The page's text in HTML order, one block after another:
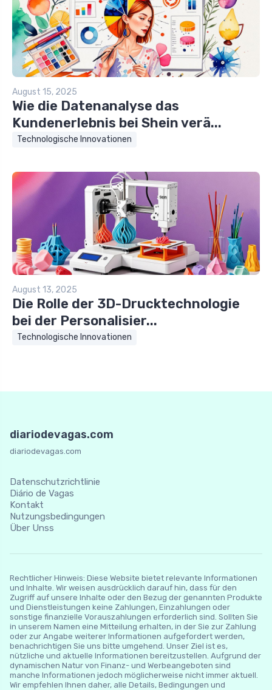
August 15, 2025
Wie die Datenanalyse das
Kundenerlebnis bei Shein verä...
Technologische Innovationen
August 13, 2025
Die Rolle der 3D-Drucktechnologie
bei der Personalisier...
Technologische Innovationen
diariodevagas.com
diariodevagas.com
Datenschutzrichtlinie
Diário de Vagas
Kontakt
Nutzungsbedingungen
Über Unss
Rechtlicher Hinweis: Diese Website bietet relevante Informationen
und Inhalte. Wir weisen ausdrücklich darauf hin, dass für den
Zugriff auf unsere Inhalte oder den Bezug der genannten Produkte
und Dienstleistungen keine Zahlungen, Einzahlungen oder
sonstige finanzielle Vorauszahlungen erforderlich sind. Sollten Sie
in unserem Namen eine Mitteilung erhalten, in der Sie zur Zahlung
oder zur Angabe weiterer Informationen aufgefordert werden,
benachrichtigen Sie uns bitte umgehend. Unser Ziel ist es,
nützliche und aktuelle Informationen bereitzustellen. Aufgrund der
dynamischen Natur von Finanz- und Werbeangeboten sind
manche Informationen jedoch möglicherweise nicht immer aktuell.
Wir empfehlen Ihnen daher, alle Details, Bedingungen und